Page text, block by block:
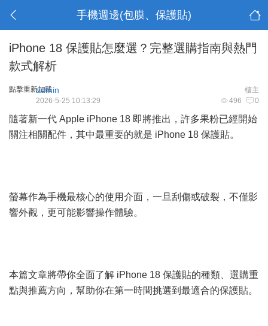
手機週邊(包膜、保護貼)
iPhone 18 保護貼怎麼選？完整選購指南與熱門
款式解析
點擊重新加載 樓主
admin
496 0
2026-5-25 10:13:29
隨著新一代 Apple iPhone 18 即將推出，許多果粉已經開始
關注相關配件，其中最重要的就是 iPhone 18 保護貼。
螢幕作為手機最核心的使用介面，一旦刮傷或破裂，不僅影
響外觀，更可能影響操作體驗。
本篇文章將帶你全面了解 iPhone 18 保護貼的種類、選購重
點與推薦方向，幫助你在第一時間挑選到最適合的保護貼。